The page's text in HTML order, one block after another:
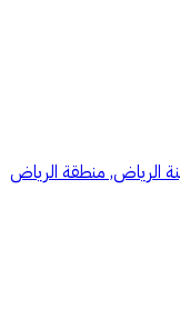
الرياض, منطقة الرياض